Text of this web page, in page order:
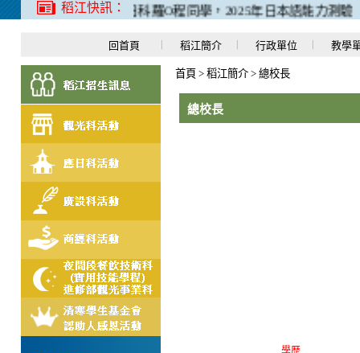
稻江快訊：
1、二禮應日科羅O程同學，2025年日本語能力測驗
回首頁 稻江簡介 行政單位 教學
首頁 > 稻江簡介 > 總校長
總校長
學歷